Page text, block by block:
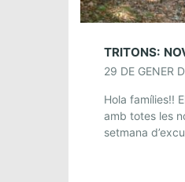
29 DE GENER
Hola famílies!!
amb totes les
setmana